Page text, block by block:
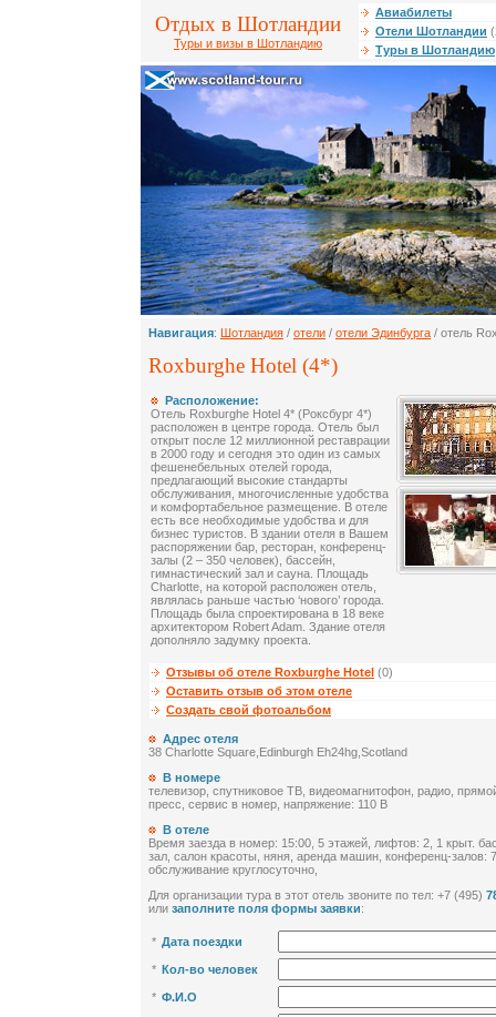
Отдых в Шотландии
Туры и визы в Шотландию
Авиабилеты
Отели Шотландии
Туры в Шотландию
Навигация: Шотландия / отели / отели Эдинбурга / отель
Roxburghe Hotel (4*)
Расположение:
Отель Roxburghe Hotel 4* (Роксбург 4*)
расположен в центре города. Отель был
открыт после 12 миллионной реставрации
в 2000 году и сегодня это один из самых
фешенебельных отелей города,
предлагающий высокие стандарты
обслуживания, многочисленные удобства
и комфортабельное размещение. В отеле
есть все необходимые удобства и для
бизнес туристов. В здании отеля в Вашем
распоряжении бар, ресторан, конференц-
залы (2 – 350 человек), бассейн,
гимнастический зал и сауна. Площадь
Charlotte, на которой расположен отель,
являлась раньше частью ‘нового’ города.
Площадь была спроектирована в 18 веке
архитектором Robert Adam. Здание отеля
дополняло задумку проекта.
Отзывы об отеле Roxburghe Hotel (0)
Оставить отзыв об этом отеле
Создать свой фотоальбом
Адрес отеля
38 Charlotte Square,Edinburgh Eh24hg,Scotland
В номере
телевизор, спутниковое ТВ, видеомагнитофон, радио,
пресс, сервис в номер, напряжение: 110 В
В отеле
Время заезда в номер: 15:00, 5 этажей, лифтов: 2, 1 крыт.
зал, салон красоты, няня, аренда машин, конференц-залов:
обслуживание круглосуточно,
Для организации тура в этот отель звоните по тел: +7 (495)
или заполните поля формы заявки:
* Дата поездки
* Кол-во человек
* Ф.И.О